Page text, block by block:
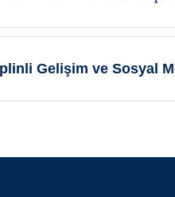
Gelişim ve Sosyal